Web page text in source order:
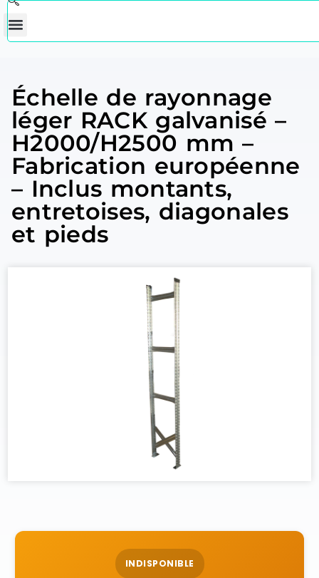
Échelle de rayonnage
léger RACK galvanisé –
H2000/H2500 mm –
Fabrication européenne
– Inclus montants,
entretoises, diagonales
et pieds
INDISPONIBLE